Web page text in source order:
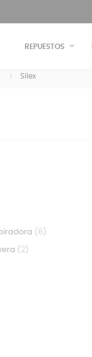
REPUESTOS
Silex
(6)
(2)